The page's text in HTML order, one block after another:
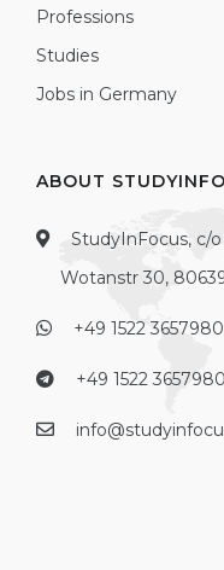
Professions
Studies
Jobs in Germany
ABOUT
StudyInFocus, c/
Wotanstr 30,
+49 1522
+49 1522